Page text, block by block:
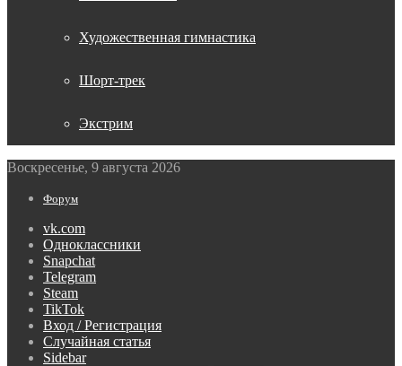
Художественная гимнастика
Шорт-трек
Экстрим
Воскресенье, 9 августа 2026
Форум
vk.com
Одноклассники
Snapchat
Telegram
Steam
TikTok
Вход / Регистрация
Случайная статья
Sidebar